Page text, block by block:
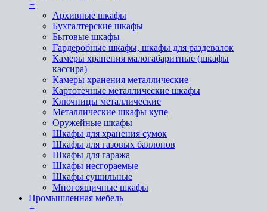
+
Архивные шкафы
Бухгалтерские шкафы
Бытовые шкафы
Гардеробные шкафы, шкафы для раздевалок
Камеры хранения малогабаритные (шкафы
кассира)
Камеры хранения металлические
Картотечные металлические шкафы
Ключницы металлические
Металлические шкафы купе
Оружейные шкафы
Шкафы для хранения сумок
Шкафы для газовых баллонов
Шкафы для гаража
Шкафы несгораемые
Шкафы сушильные
Многоящичные шкафы
Промышленная мебель
+